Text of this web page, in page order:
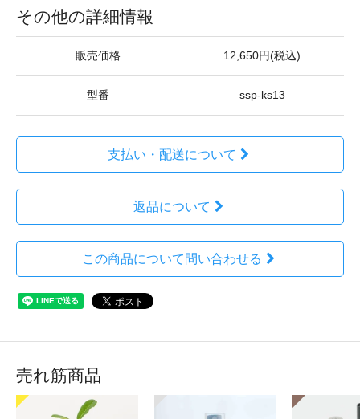
その他の詳細情報
販売価格 12,650円(税込)
型番 ssp-ks13
支払い・配送について
返品について
この商品について問い合わせる
売れ筋商品